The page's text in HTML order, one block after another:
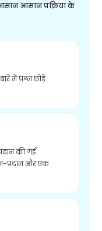
आसान प्रक्रिया के
में प्रश्न छोड़ें
की गई
प्रदान और एक